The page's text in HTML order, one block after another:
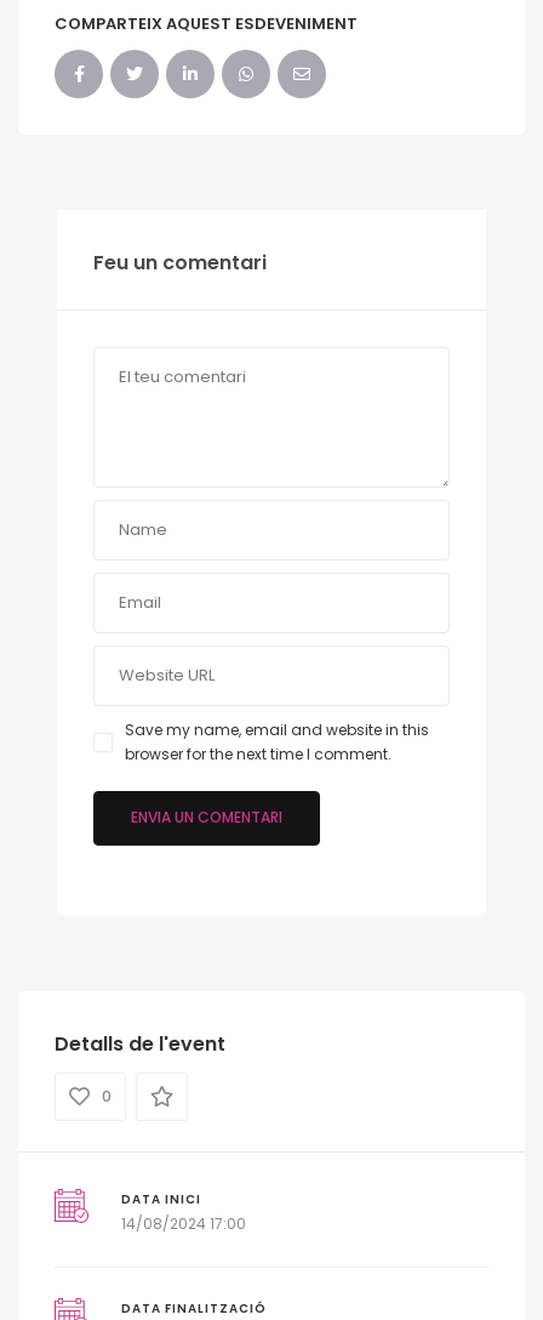
COMPARTEIX AQUEST ESDEVENIMENT
Feu un comentari
Save my name, email and website in this
browser for the next time I comment.
Detalls de l'event
0
DATA INICI
14/08/2024 17:00
DATA FINALITZACIÓ